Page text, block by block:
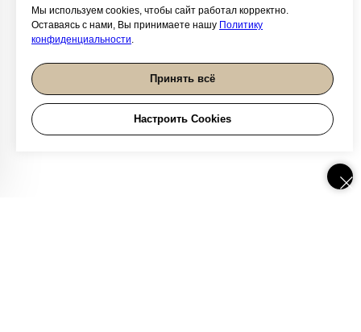
Мы используем cookies, чтобы сайт работал корректно.
Оставаясь с нами, Вы принимаете нашу Политику
конфиденциальности.
Принять всё
Настроить Cookies